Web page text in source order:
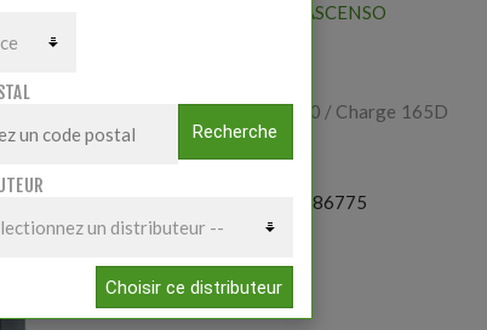
ASCENSO
Profil FTR 170 / Charge 165D
0086775
Recherche
Choisir ce distributeur